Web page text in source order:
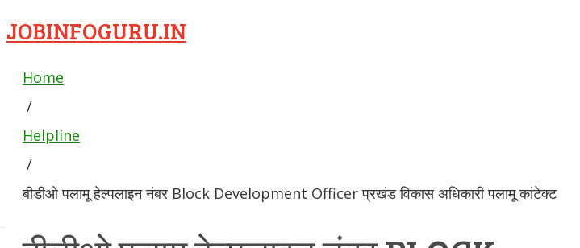
JOBINFOGURU.IN
Home
/
Helpline
/
बीडीओ पलामू हेल्पलाइन नंबर Block Development Officer प्रखंड विकास अधिकारी पलामू कांटेक्ट